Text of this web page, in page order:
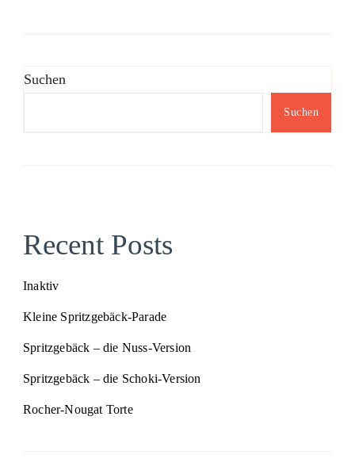
Suchen
Suchen
Recent Posts
Inaktiv
Kleine Spritzgebäck-Parade
Spritzgebäck – die Nuss-Version
Spritzgebäck – die Schoki-Version
Rocher-Nougat Torte